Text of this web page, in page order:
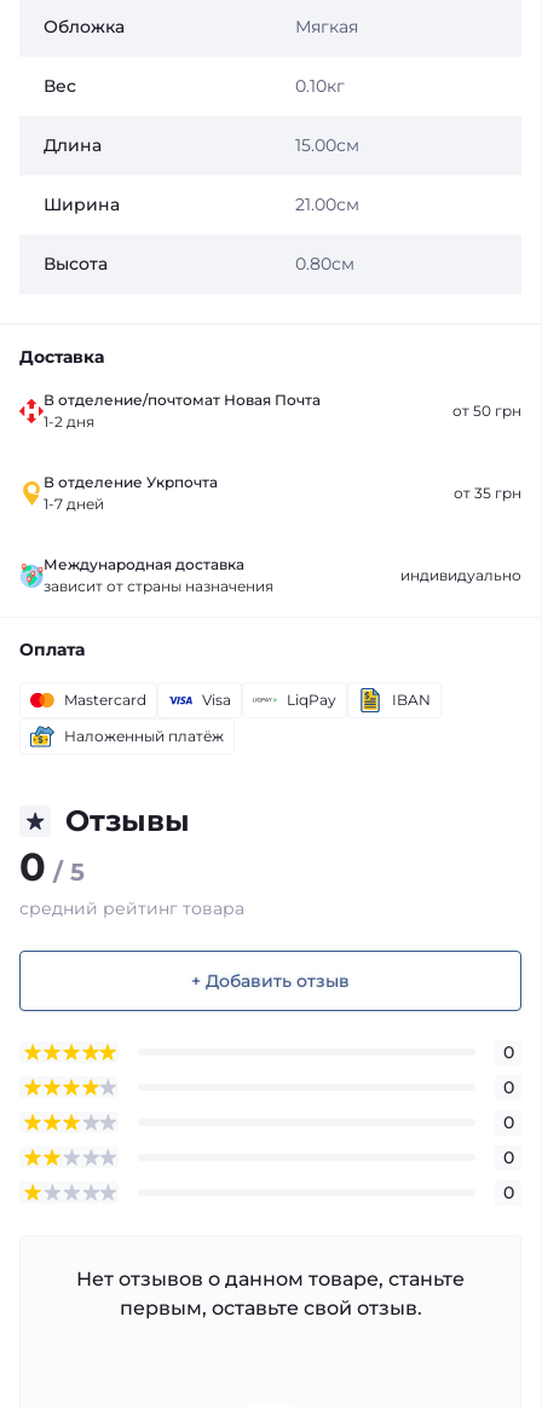
Обложка Мягкая
Вес 0.10кг
Длина 15.00см
Ширина 21.00см
Высота 0.80см
Доставка
В отделение/почтомат Новая Почта
1-2 дня
от 50 грн
В отделение Укрпочта
1-7 дней
от 35 грн
Международная доставка
зависит от страны назначения
индивидуально
Оплата
Mastercard Visa LiqPay
IBAN
Наложенный платёж
Отзывы
0 / 5
средний рейтинг товара
+ Добавить отзыв
0
0
0
0
0
Нет отзывов о данном товаре, станьте
первым, оставьте свой отзыв.